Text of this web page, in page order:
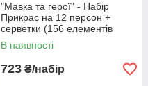
"Мавка та герої" - Набір
Прикрас на 12 персон +
серветки (156 елементів
декора)
В наявності
723 ₴/набір